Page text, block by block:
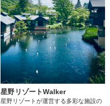
星野リゾートWalker
星野リゾートが運営する多彩な施設の